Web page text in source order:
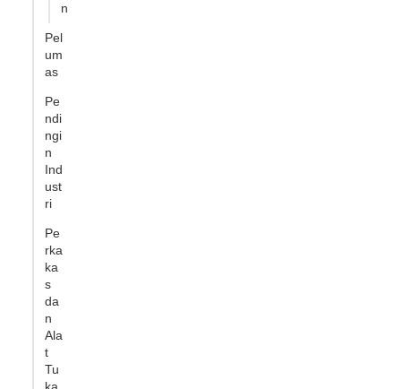
n
Pel
um
as
Pe
ndi
ngi
n
Ind
ust
ri
Pe
rka
ka
s
da
n
Ala
t
Tu